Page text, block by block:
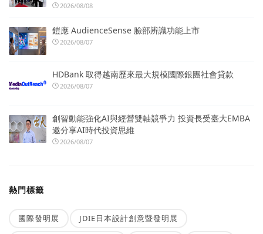
2026/08/08
鎧應 AudienceSense 臉部辨識功能上市
2026/08/07
HDBank 取得越南歷來最大規模國際銀團社會貸款
2026/08/07
創智動能強化AI與經營雙軸競爭力 投資長受臺大EMBA
邀分享AI時代投資思維
2026/08/07
熱門標籤
國際發明展 JDIE日本設計創意暨發明展